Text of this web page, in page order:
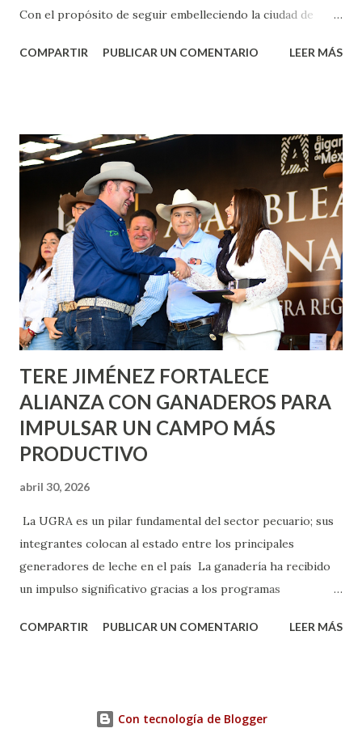
Con el propósito de seguir embelleciendo la ciudad de
municipal, Leo Montañez dio inicio al programa
Corazón Urbano y el Municipio capital. Leo Montañez
informó que en este programa se usarán cerca de 90 mil
metros cuadrados de pintura, para dar inicio en la calle
Nieto, entre Jesús F. Elizondo y la calle 22 de Octubre, con
lo que se aplicará pintura en 66 casas. Posteriormente se
llevará este programa a Villas de Nuestra Señora de la
Asunción, Avenida Alameda y Decreto 27 de Septiembre, en
los edificios FOVISSSTE Ojo de Agua, en la comunidad
Norias de Paso Hondo y en los edificios de...
COMPARTIR PUBLICAR UN COMENTARIO LEER MÁS
TERE JIMÉNEZ FORTALECE
ALIANZA CON GANADEROS PARA
IMPULSAR UN CAMPO MÁS
PRODUCTIVO
abril 30, 2026
La UGRA es un pilar fundamental del sector pecuario; sus
integrantes colocan al estado entre los principales
generadores de leche en el país La ganadería ha recibido
un impulso significativo gracias a los programas
muestra de su respaldo firme y decidido al campo, la
compromiso de trabajar de la mano con los productores
COMPARTIR PUBLICAR UN COMENTARIO LEER MÁS
Con tecnología de Blogger